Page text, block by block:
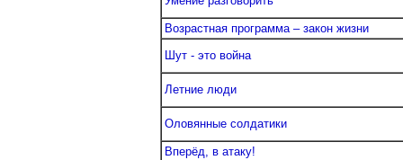
Возрастная программа – закон жизни
Шут - это война
Летние люди
Оловянные солдатики
Вперёд, в атаку!